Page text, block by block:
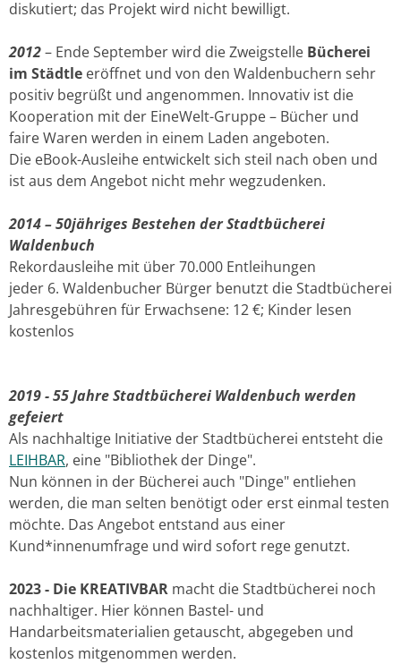
diskutiert; das Projekt wird nicht bewilligt.
2012– Ende September wird die Zweigstelle Bücherei
im Städtle eröffnet und von den Waldenbuchern sehr
positiv begrüßt und angenommen. Innovativ ist die
Kooperation mit der EineWelt-Gruppe – Bücher und
faire Waren werden in einem Laden angeboten.
Die eBook-Ausleihe entwickelt sich steil nach oben und
ist aus dem Angebot nicht mehr wegzudenken.
2014 – 50jähriges Bestehen der Stadtbücherei
Waldenbuch
Rekordausleihe mit über 70.000 Entleihungen
jeder 6. Waldenbucher Bürger benutzt die Stadtbücherei
Jahresgebühren für Erwachsene: 12 €; Kinder lesen
kostenlos
2019 - 55 Jahre Stadtbücherei Waldenbuch werden
gefeiert
Als nachhaltige Initiative der Stadtbücherei entsteht die
LEIHBAR, eine "Bibliothek der Dinge".
Nun können in der Bücherei auch "Dinge" entliehen
werden, die man selten benötigt oder erst einmal testen
möchte. Das Angebot entstand aus einer
Kund*innenumfrage und wird sofort rege genutzt.
2023 - Die KREATIVBAR macht die Stadtbücherei noch
nachhaltiger. Hier können Bastel- und
Handarbeitsmaterialien getauscht, abgegeben und
kostenlos mitgenommen werden.